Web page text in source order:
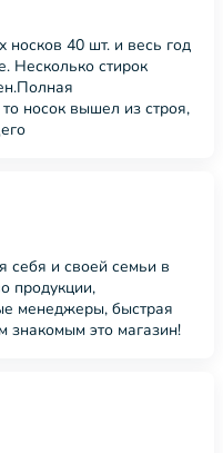
40 шт. и весь год
Несколько стирок
носок вышел из строя,
себя и своей семьи в
продукции,
менеджеры, быстрая
знакомым это магазин!